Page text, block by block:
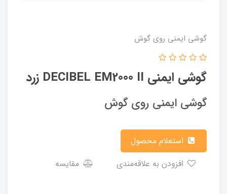
گوشی ایمنی روی گوش
گوشی ایمنی DECIBEL EM2000 II زرد
گوشی ایمنی روی گوش
مقایسه